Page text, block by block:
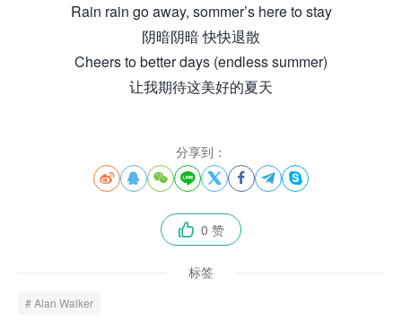
Rain rain go away, sommer’s here to stay
阴暗阴暗 快快退散
Cheers to better days (endless summer)
让我期待这美好的夏天
分享到：
       
 0 赞
标签
Alan Walker